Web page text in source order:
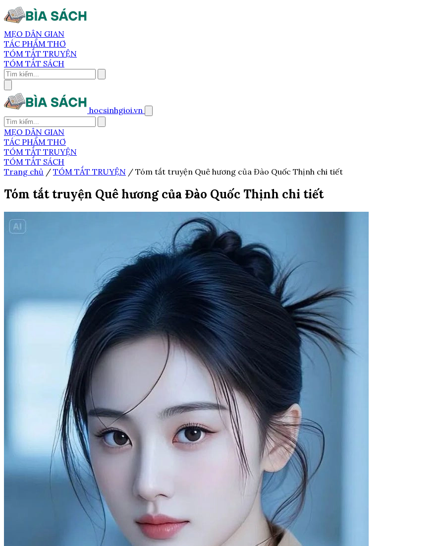
MẸO DÂN GIAN
TÁC PHẨM THƠ
TÓM TẮT TRUYỆN
TÓM TẮT SÁCH
hocsinhgioi.vn
MẸO DÂN GIAN
TÁC PHẨM THƠ
TÓM TẮT TRUYỆN
TÓM TẮT SÁCH
Trang chủ / TÓM TẮT TRUYỆN / Tóm tắt truyện Quê hương của Đào Quốc Thịnh chi tiết
Tóm tắt truyện Quê hương của Đào Quốc Thịnh chi tiết